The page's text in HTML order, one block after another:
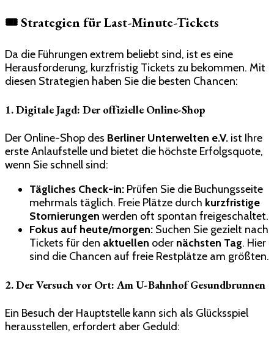
🎟️ Strategien für Last-Minute-Tickets
Da die Führungen extrem beliebt sind, ist es eine
Herausforderung, kurzfristig Tickets zu bekommen. Mit
diesen Strategien haben Sie die besten Chancen:
1. Digitale Jagd: Der offizielle Online-Shop
Der Online-Shop des Berliner Unterwelten e.V. ist Ihre
erste Anlaufstelle und bietet die höchste Erfolgsquote,
wenn Sie schnell sind:
Tägliches Check-in: Prüfen Sie die Buchungsseite
mehrmals täglich. Freie Plätze durch kurzfristige
Stornierungen werden oft spontan freigeschaltet.
Fokus auf heute/morgen: Suchen Sie gezielt nach
Tickets für den aktuellen oder nächsten Tag. Hier
sind die Chancen auf freie Restplätze am größten.
2. Der Versuch vor Ort: Am U-Bahnhof Gesundbrunnen
Ein Besuch der Hauptstelle kann sich als Glücksspiel
herausstellen, erfordert aber Geduld: